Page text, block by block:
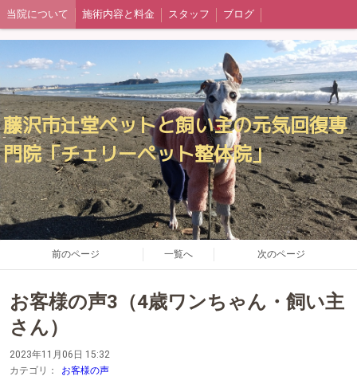
当院について 施術内容と料金 スタッフ ブログ
藤沢市辻堂ペットと飼い主の元気回復専
門院「チェリーペット整体院」
前のページ 一覧へ 次のページ
お客様の声3（4歳ワンちゃん・飼い主
さん）
2023年11月06日 15:32
カテゴリ：
お客様の声